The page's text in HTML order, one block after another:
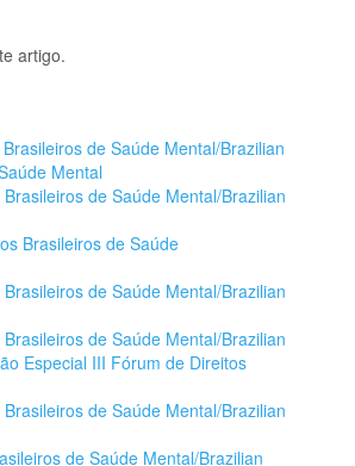
artigo.
de Saúde Mental/Brazilian
Mental
de Saúde Mental/Brazilian
Brasileiros de Saúde
de Saúde Mental/Brazilian
de Saúde Mental/Brazilian
Especial III Fórum de Direitos
de Saúde Mental/Brazilian
de Saúde Mental/Brazilian